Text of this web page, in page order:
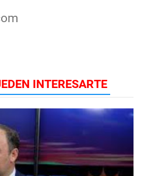
INTERESARTE